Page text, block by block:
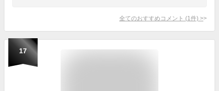
全てのおすすめコメント (1 件) >
17